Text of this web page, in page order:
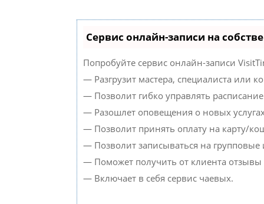
Сервис онлайн-записи на
Попробуйте сервис онлайн-записи
— Разгрузит мастера, специалиста или
— Позволит гибко управлять
— Разошлет оповещения о новых
— Позволит принять оплату на карту/
— Позволит записываться на
— Поможет получить от клиента отзывы
— Включает в себя сервис чаевых.